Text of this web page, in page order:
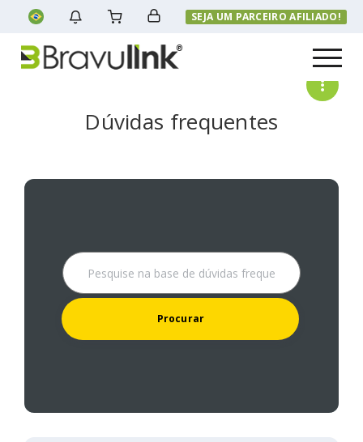
SEJA UM PARCEIRO AFILIADO!
Menu
Dúvidas frequentes